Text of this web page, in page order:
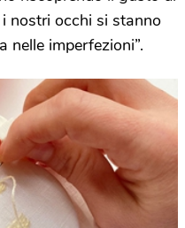
nostri occhi si stanno
nelle imperfezioni”.